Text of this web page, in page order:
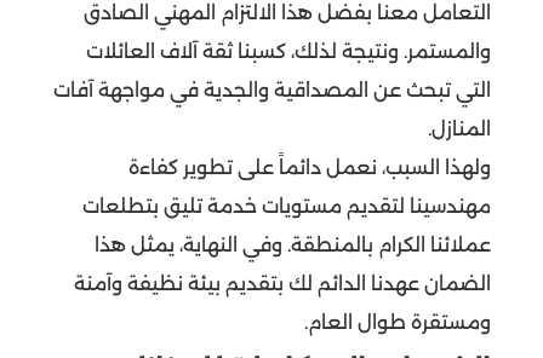
التعامل معنا بفضل هذا الالتزام المهني الصادق
والمستمر. ونتيجة لذلك، كسبنا ثقة آلاف العائلات
التي تبحث عن المصداقية والجدية في مواجهة آفات
المنازل.
ولهذا السبب، نعمل دائماً على تطوير كفاءة
مهندسينا لتقديم مستويات خدمة تليق بتطلعات
عملائنا الكرام بالمنطقة. وفي النهاية، يمثل هذا
الضمان عهدنا الدائم لك بتقديم بيئة نظيفة وآمنة
ومستقرة طوال العام.